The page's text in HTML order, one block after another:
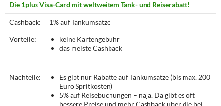
Die 1plus Visa-Card mit weltweitem Tank- und Reiserabatt!
Cashback: 1% auf Tankumsätze
Vorteile:
keine Kartengebühr
das meiste Cashback
Nachteile:
Es gibt nur Rabatte auf Tankumsätze (bis max. 200
Euro Spritkosten)
5% auf Reisebuchungen – naja. Da gibt es oft
bessere Preise und mehr Cashback über die bei